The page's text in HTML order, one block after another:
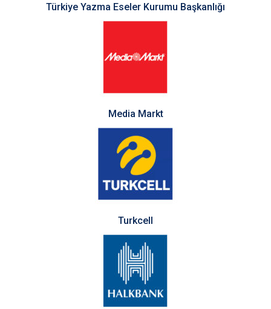
Türkiye Yazma Eseler Kurumu Başkanlığı
Media Markt
Turkcell